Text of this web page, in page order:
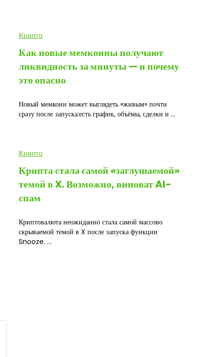
Крипто
Как новые мемкоины получают
ликвидность за минуты — и почему
это опасно
Новый мемкоин может выглядеть «живым» почти
сразу после запуска:есть график, объёмы, сделки и ...
Крипто
Крипта стала самой «заглушаемой»
темой в X. Возможно, виноват AI-
спам
Криптовалюта неожиданно стала самой массово
скрываемой темой в X после запуска функции
Snooze. ...